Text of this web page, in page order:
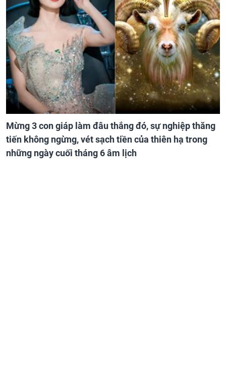
Mừng 3 con giáp làm đâu thắng đó, sự nghiệp thăng
tiến không ngừng, vét sạch tiền của thiên hạ trong
những ngày cuối tháng 6 âm lịch